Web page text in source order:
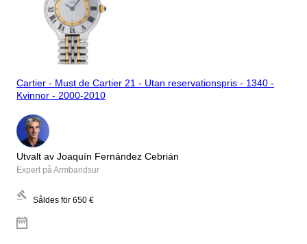
Cartier - Must de Cartier 21 - Utan reservationspris - 1340 -
Kvinnor - 2000-2010
Utvalt av Joaquín Fernández Cebrián
Expert på Armbandsur
Såldes för 650 €